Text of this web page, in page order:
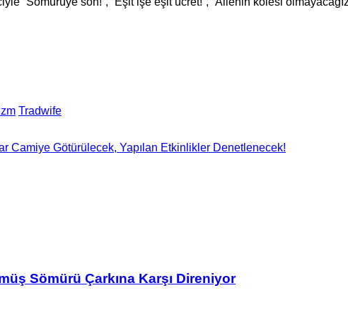
Tradwife
Camiye Götürülecek, Yapılan Etkinlikler Denetlenecek!
Sömürü Çarkına Karşı Direniyor